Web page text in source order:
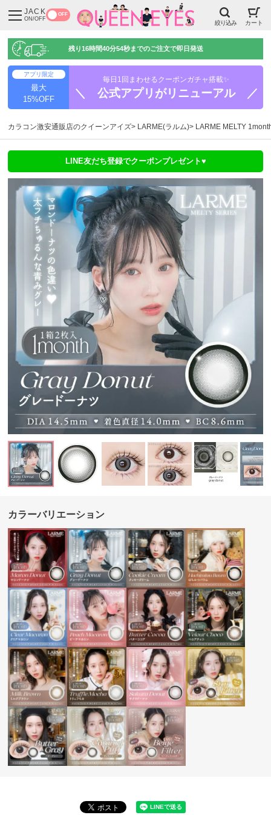
JACK
ON/OFF
OFF
絞り込み カート
残り16時間40分53秒までのご注文で即日発送
アプリ限定
最大
15%OFF
毎日1回まわせるクーポンガチャ搭載✨
＼ 公式アプリがリニューアル ／
カラコン激安通販店のクイーンアイズ LARME(ラルム) LARME MELTY
LINE友だち登録でクーポンプレゼント♥
カラーバリエーション